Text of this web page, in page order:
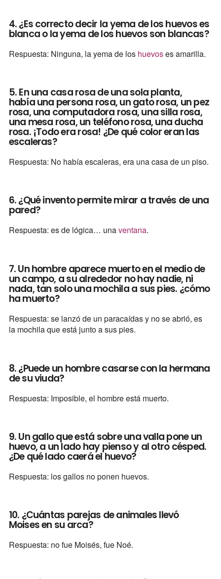
4. ¿Es correcto decir la yema de los huevos es
blanca o la yema de los huevos son blancas?
Respuesta: Ninguna, la yema de los huevoses amarilla.
5. En una casa rosa de una sola planta,
había una persona rosa, un gato rosa, un pez
rosa, una computadora rosa, una silla rosa,
una mesa rosa, un teléfono rosa, una ducha
rosa. ¡Todo era rosa! ¿De qué color eran las
escaleras?
Respuesta: No había escaleras, era una casa de un piso.
6. ¿Qué invento permite mirar a través de una
pared?
Respuesta: es de lógica… unaventana.
7. Un hombre aparece muerto en el medio de
un campo, a su alrededor no hay nadie, ni
nada, tan solo una mochila a sus pies. ¿cómo
ha muerto?
Respuesta: se lanzó de un paracaídas y no se abrió, es
la mochila que está junto a sus pies.
8. ¿Puede un hombre casarse con la hermana
de su viuda?
Respuesta: Imposible, el hombre está muerto.
9. Un gallo que está sobre una valla pone un
huevo, a un lado hay pienso y al otro césped.
¿De qué lado caerá el huevo?
Respuesta: los gallos no ponen huevos.
10. ¿Cuántas parejas de animales llevó
Moises en su arca?
Respuesta: no fue Moisés, fue Noé.